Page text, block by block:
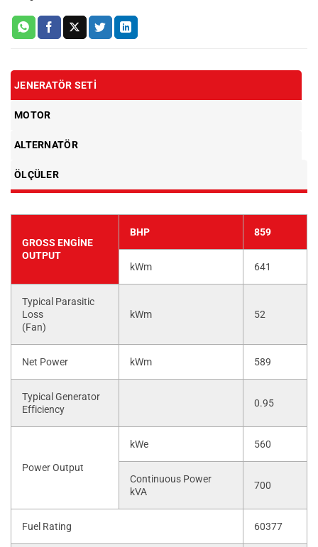
JENERATÖR SETI
MOTOR
ALTERNATÖR
ÖLÇÜLER
GROSS ENGINE
OUTPUT
BHP 859
kWm 641
Typical Parasitic
Loss
(Fan)
kWm 52
Net Power kWm 589
Typical Generator
Efficiency
0.95
Power Output
kWe 560
Continuous Power
kVA
700
Fuel Rating 60377